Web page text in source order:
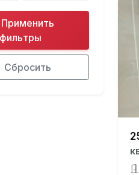
Применить
фильтры
Сбросить